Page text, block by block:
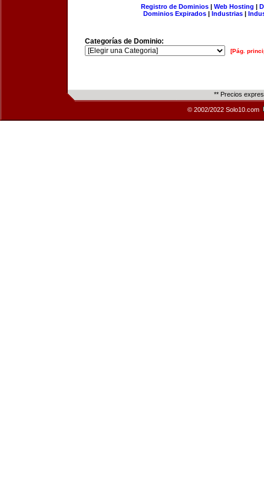
Registro de Dominios| Web Hosting |
Dominios Expirados | Industrias |
Categorías de Dominio:
[Pág.
** Precios
© 2002/2022 Solo10.com